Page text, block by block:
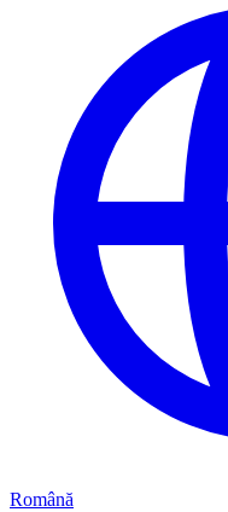
Română